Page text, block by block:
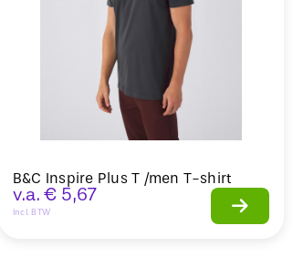
B&C Inspire Plus T /men T-shirt
v.a. € 5,67
Incl. BTW